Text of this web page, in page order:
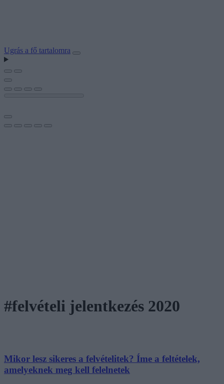
Ugrás a fő tartalomra
#felvételi jelentkezés 2020
Mikor lesz sikeres a felvételitek? Íme a feltételek,
amelyeknek meg kell felelnetek